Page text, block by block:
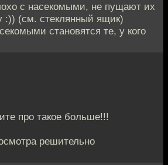
с насекомыми, не пущают их
:)) (см. стеклянный ящик)
становятся те, у кого
про такое больше!!!
решительно